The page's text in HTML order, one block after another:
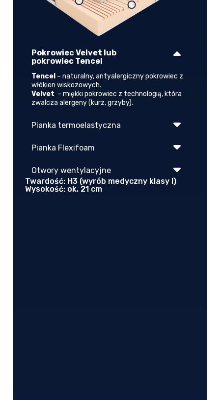
Pokrowiec Velvet lub
pokrowiec Tencel
Tencel – naturalny, antyalergiczny pokrowiec z
włókien wiskozowych.
Velvet – miękki pokrowiec z technologią, która
zwalcza alergeny (kurz, grzyby).
Pianka termoelastyczna
Pianka Flexifoam
Otwory wentylacyjne
Twardość: H3 (wyrób medyczny klasy I)
Wysokość: ok. 21 cm